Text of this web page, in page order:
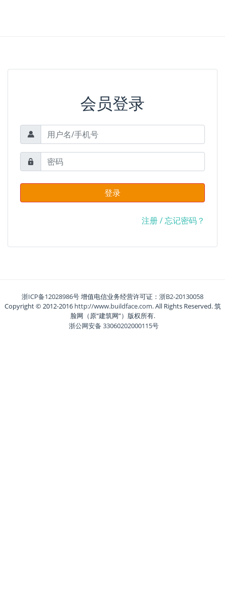
会员登录
登录
注册/忘记密码？
浙ICP备12028986号增值电信业务经营许可证： 浙B2-20130058
Copyright © 2012-2016 http://www.buildface.com. All Rights Reserved. 筑
脸网（原“建筑网”）版权所有.
浙公网安备 33060202000115号